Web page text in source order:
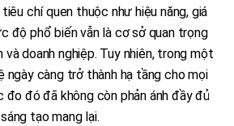
chí quen thuộc như hiệu năng, giá
độ phổ biến vẫn là cơ sở quan trọng
và doanh nghiệp. Tuy nhiên, trong một
ngày càng trở thành hạ tầng cho mọi
đó đã không còn phản ánh đầy đủ
tạo mang lại.